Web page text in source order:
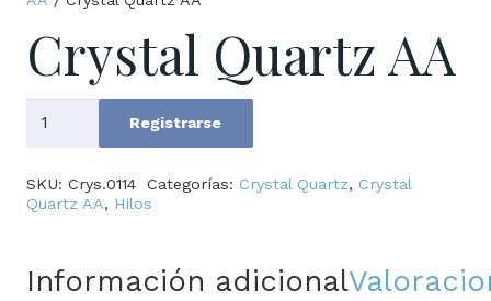
Crystal Quartz AA
Crystal
cantidad
Registrarse
SKU: Crys.0114 Categorías: Crystal Quartz, Crystal
Quartz AA, Hilos
Información adicional